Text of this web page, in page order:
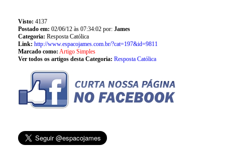
Visto: 4137
Postado em: 02/06/12 às 07:34:02 por: James
Categoria: Resposta Católica
Link: http://www.espacojames.com.br/?cat=197&id=9811
Marcado como: Artigo Simples
Ver todos os artigos desta Categoria: Resposta Católica